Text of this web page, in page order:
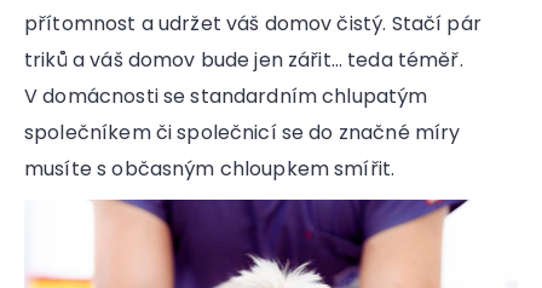
přítomnost a udržet váš domov čistý. Stačí pár
triků a váš domov bude jen zářit… teda téměř.
V domácnosti se standardním chlupatým
společníkem či společnicí se do značné míry
musíte s občasným chloupkem smířit.